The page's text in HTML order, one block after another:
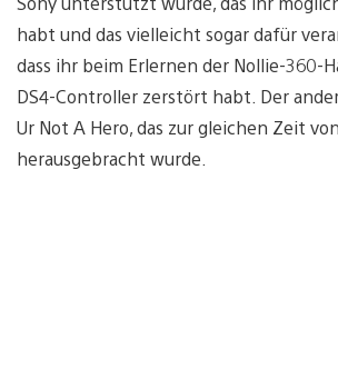
habt und das vielleicht sogar dafür
dass ihr beim Erlernen der Nollie-360-
DS4-Controller zerstört habt. Der
Ur Not A Hero, das zur gleichen Zeit
herausgebracht wurde.